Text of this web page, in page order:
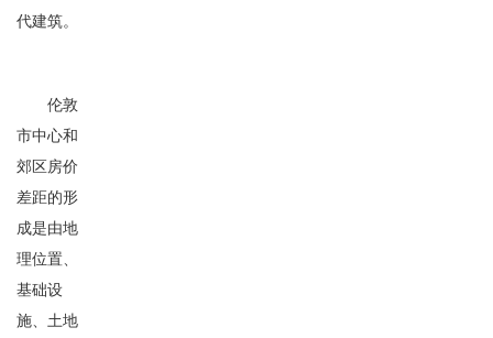
代建筑。
伦敦
市中心和
郊区房价
差距的形
成是由地
理位置、
基础设
施、土地